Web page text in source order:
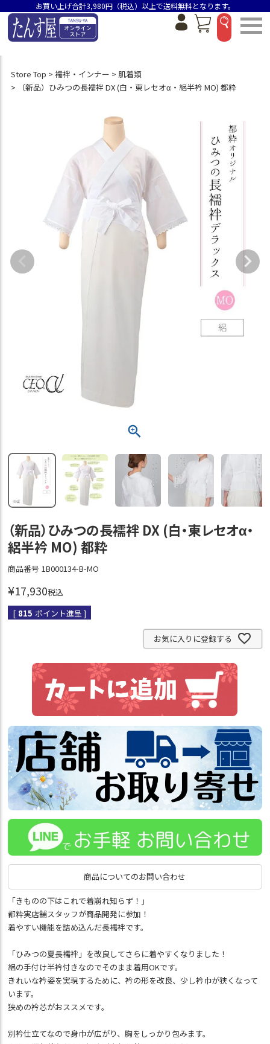
お買い上げ合計3,980円（税込）以上で送料無料となります。
Store Top 襦袢・インナー
肌着類
（新品）ひみつの長襦袢 DX (白・東レセオα・絽半衿 MO) 都粋
（新品）ひみつの長襦袢 DX (白・東レセオα・
絽半衿 MO) 都粋
商品番号 1B000134-B-MO
¥17,930税込
[ 815 ポイント進呈 ]
お気に入りに登録する
商品についてのお問い合わせ
「きものの下はこれで着崩れ知らず！」
都粋実店舗スタッフが商品開発に参加！
着やすい機能を詰め込んだ長襦袢です。
「ひみつの夏長襦袢」を改良してさらに着やすくなりました！
絽の手付け半衿付きなのでそのまま着用OKです。
きれいな衿姿を実現するために、衿の形を改良、少し衿巾が狭くなって
います。
狭めの衿芯がおススメです。
別衿仕立てなので身巾が広がり、胸をしっかり包みます。